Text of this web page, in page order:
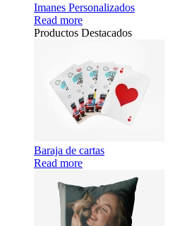
Imanes Personalizados
Read more
Productos Destacados
Baraja de cartas
Read more